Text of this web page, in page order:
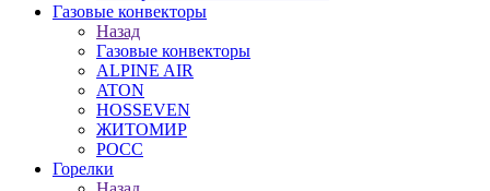
Газовые конвекторы
Назад
Газовые конвекторы
ALPINE AIR
ATON
HOSSEVEN
ЖИТОМИР
РОСС
Горелки